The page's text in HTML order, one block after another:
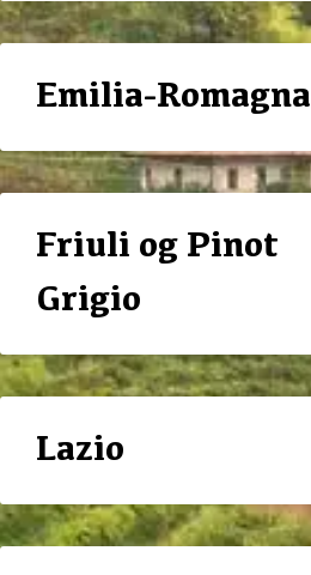
Emilia-Romagna
Friuli og Pinot
Grigio
Lazio